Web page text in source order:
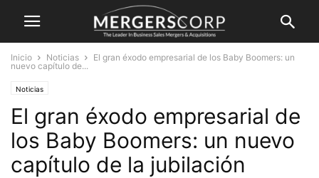
Inicio Noticias
El gran éxodo empresarial de los Baby Boomers: un
nuevo capítulo de...
Noticias
El gran éxodo empresarial de
los Baby Boomers: un nuevo
capítulo de la jubilación